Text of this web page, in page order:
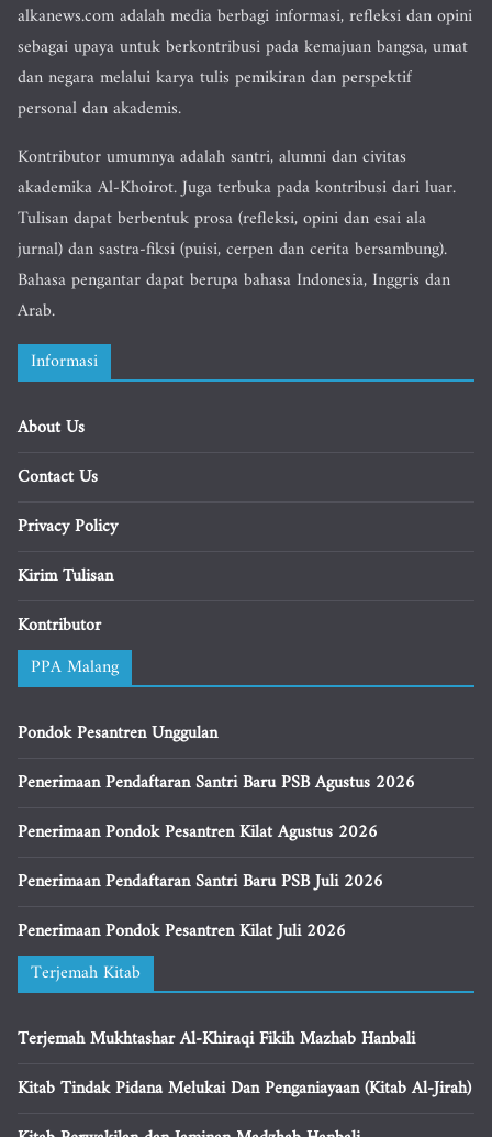
alkanews.com adalah media berbagi informasi, refleksi dan opini
sebagai upaya untuk berkontribusi pada kemajuan bangsa, umat
dan negara melalui karya tulis pemikiran dan perspektif
personal dan akademis.
Kontributor umumnya adalah santri, alumni dan civitas
akademika Al-Khoirot. Juga terbuka pada kontribusi dari luar.
Tulisan dapat berbentuk prosa (refleksi, opini dan esai ala
jurnal) dan sastra-fiksi (puisi, cerpen dan cerita bersambung).
Bahasa pengantar dapat berupa bahasa Indonesia, Inggris dan
Arab.
Informasi
About Us
Contact Us
Privacy Policy
Kirim Tulisan
Kontributor
PPA Malang
Pondok Pesantren Unggulan
Penerimaan Pendaftaran Santri Baru PSB Agustus 2026
Penerimaan Pondok Pesantren Kilat Agustus 2026
Penerimaan Pendaftaran Santri Baru PSB Juli 2026
Penerimaan Pondok Pesantren Kilat Juli 2026
Terjemah Kitab
Terjemah Mukhtashar Al-Khiraqi Fikih Mazhab Hanbali
Kitab Tindak Pidana Melukai Dan Penganiayaan (Kitab Al-Jirah)